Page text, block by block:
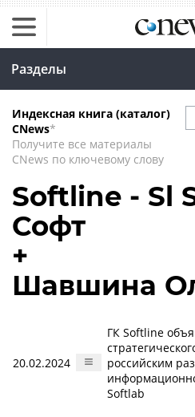
Разделы
Индексная книга (каталог)
CNews*
Получите все материалы
CNews по ключевому слову
Softline - Sl
Софт
+
Шавшина
20.02.2024
ГК Softline
российским
Softlab